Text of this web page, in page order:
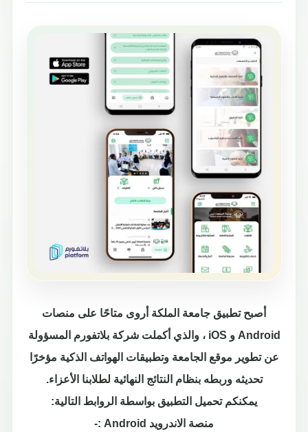
أصبح تطبيق جامعة الملكة أروى متاحًا على منصات
Android و iOS ، والذي أكملت شركة بلاتفورم المسؤولة
عن تطوير موقع الجامعة وتطبيقات الهواتف الذكية مؤخرًا
تحديثه وربطه بنظام النتائج النهائية لطلابنا الأعزاء.
يمكنكم تحميل التطبيق بواسطة الروابط التالية:
منصة الاندرويد Android :-